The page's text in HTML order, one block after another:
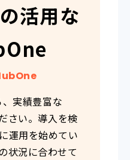
活用な
実績豊富な
さい。導入を検
運用を始めてい
状況に合わせて